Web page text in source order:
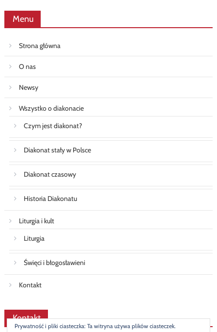
Menu
Strona główna
O nas
Newsy
Wszystko o diakonacie
Czym jest diakonat?
Diakonat stały w Polsce
Diakonat czasowy
Historia Diakonatu
Liturgia i kult
Liturgia
Święci i błogosławieni
Kontakt
Kontakt
Prywatność i pliki ciasteczka: Ta witryna używa plików ciasteczek.